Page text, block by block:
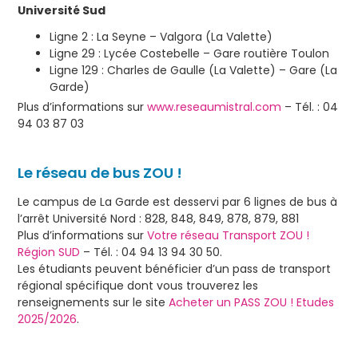
Université Sud
Ligne 2 : La Seyne – Valgora (La Valette)
Ligne 29 : Lycée Costebelle – Gare routière Toulon
Ligne 129 : Charles de Gaulle (La Valette) – Gare (La
Garde)
Plus d’informations surwww.reseaumistral.com – Tél. : 04
94 03 87 03
Le réseau de bus ZOU !
Le campus de La Garde est desservi par 6 lignes de bus à
l’arrêt Université Nord : 828, 848, 849, 878, 879, 881
Plus d’informations surVotre réseau Transport ZOU !
Région SUD – Tél. : 04 94 13 94 30 50.
Les étudiants peuvent bénéficier d’un pass de transport
régional spécifique dont vous trouverez les
renseignements sur le siteAcheter un PASS ZOU ! Etudes
2025/2026.